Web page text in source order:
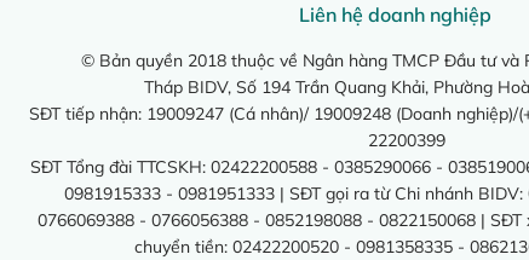
Liên hệ doanh nghiệp
© Bản quyền 2018 thuộc về Ngân hàng TMCP Đầu tư và
Tháp BIDV, Số 194 Trần Quang Khải, Phường
SĐT tiếp nhận: 19009247 (Cá nhân)/ 19009248 (Doanh nghiệp)/
22200399
SĐT Tổng đài TTCSKH: 02422200588 - 0385290066 -
0981915333 - 0981951333 | SĐT gọi ra từ Chi nhánh
0766069388 - 0766056388 - 0852198088 - 0822150068 | SĐT
chuyển tiền: 02422200520 - 0981358335 -